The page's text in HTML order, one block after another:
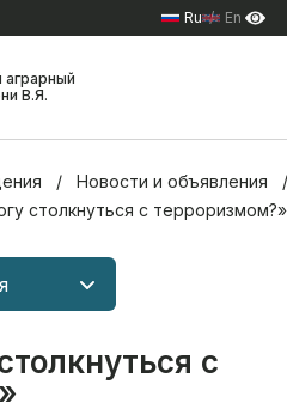
Ru En
аграрный
В.Я.
Новости и объявления
столкнуться с терроризмом?»
с